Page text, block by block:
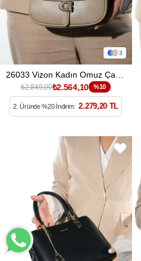
3
₺2.849,00₺2.564,10 %10
2. Üründe %20 İndirim: 2.279,20 TL